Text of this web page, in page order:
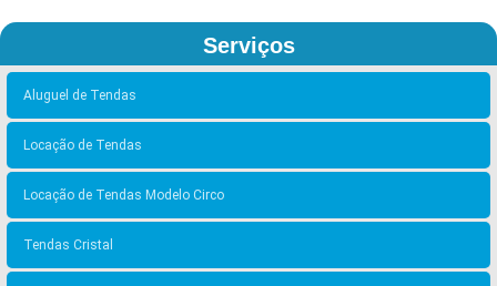
Serviços
Aluguel de Tendas
Locação de Tendas
Locação de Tendas Modelo Circo
Tendas Cristal